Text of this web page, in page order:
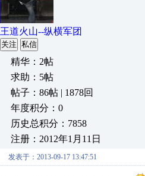
王道火山--纵横军团
关注 私信
精华：2帖
求助：5帖
帖子：86帖 | 1878回
年度积分：0
历史总积分：7858
注册：2012年1月11日
发表于：2013-09-17 13:47:51